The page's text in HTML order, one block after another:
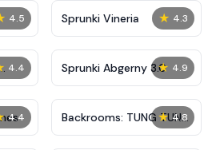
4.5 ★ 4.3
Sprunki Vineria
4.4 ★ 4.9
Sprunki Abgerny 3.0
4.4 ★ 4.8
Backrooms: TUNG TUNG
TUNG SAUR